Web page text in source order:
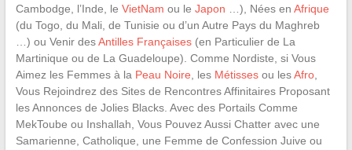
Cambodge, l’Inde, le VietNam ou le Japon …), Nées en Afrique
(du Togo, du Mali, de Tunisie ou d’un Autre Pays du Maghreb
…) ou Venir desAntilles Françaises(en Particulier de La
Martinique ou de La Guadeloupe). Comme Nordiste, si Vous
Aimez les Femmes à la Peau Noire , les Métissesou lesAfro,
Vous Rejoindrez des Sites de Rencontres Affinitaires Proposant
les Annonces de Jolies Blacks. Avec des Portails Comme
MekToube ou Inshallah, Vous Pouvez Aussi Chatter avec une
Samarienne, Catholique, une Femme de Confession Juive ou